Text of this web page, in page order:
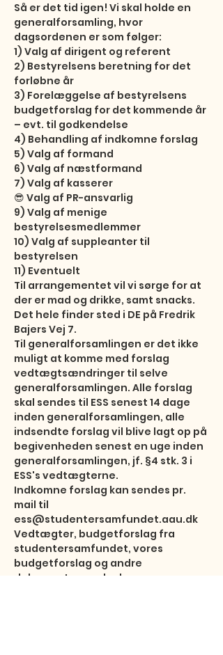
Så er det tid igen! Vi skal holde en
generalforsamling, hvor
dagsordenen er som følger:
1) Valg af dirigent og referent
2) Bestyrelsens beretning for det
forløbne år
3) Forelæggelse af bestyrelsens
budgetforslag for det kommende år
– evt. til godkendelse
4) Behandling af indkomne forslag
5) Valg af formand
6) Valg af næstformand
7) Valg af kasserer
😎 Valg af PR-ansvarlig
9) Valg af menige
bestyrelsesmedlemmer
10) Valg af suppleanter til
bestyrelsen
11) Eventuelt
Til arrangementet vil vi sørge for at
der er mad og drikke, samt snacks.
Det hele finder sted i DE på Fredrik
Bajers Vej 7.
Til generalforsamlingen er det ikke
muligt at komme med forslag
vedtægtsændringer til selve
generalforsamlingen. Alle forslag
skal sendes til ESS senest 14 dage
inden generalforsamlingen, alle
indsendte forslag vil blive lagt op på
begivenheden senest en uge inden
generalforsamlingen, jf. §4 stk. 3 i
ESS's vedtægterne.
Indkomne forslag kan sendes pr.
mail til
ess@studentersamfundet.aau.dk
Vedtægter, budgetforslag fra
studentersamfundet, vores
budgetforslag og andre
dokumenter med relevans…